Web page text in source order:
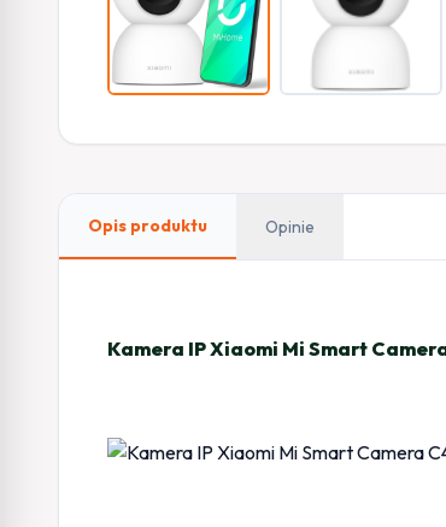
Opis produktu Opinie
Kamera IP Xiaomi Mi Smart